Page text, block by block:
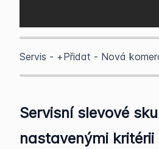
Servis - +Přidat - Nová
Servisní slevové
nastavenými kritérii